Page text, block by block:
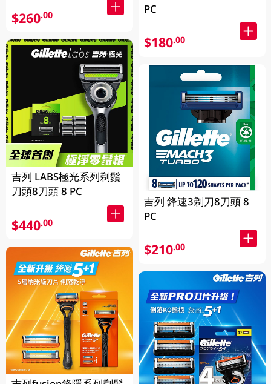
$260.00
吉列 LABS極光系列剃鬚
刀頭8刀頭 8 PC
$440.00
PC
$180.00
吉列 鋒速3剃刀8刀頭 8
PC
$210.00